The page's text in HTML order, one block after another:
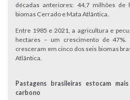
décadas anteriores: 44,7 milhões de
biomas Cerrado e Mata Atlântica.
Entre 1985 e 2021, a agricultura e
hectares – um crescimento de 47%.
cresceram em cinco dos seis biomas
Atlântica.
Pastagens brasileiras estocam
carbono